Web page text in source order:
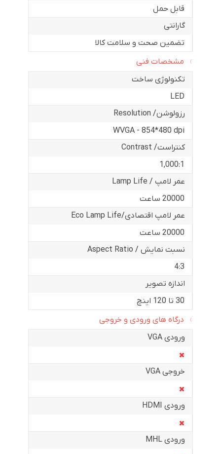
قابل حمل
گارانتی
تضمین صحت و سلامت کالا
مشخصات فنی
تکنولوژی ساخت
LED
رزولوشن/ Resolution
WVGA - 854*480 dpi
کنتراست/ Contrast
1,000:1
عمر لامپ / Lamp Life
20000 ساعت
عمر لامپ اقتصادی/Eco Lamp Life
20000 ساعت
نسبت نمایش / Aspect Ratio
4:3
اندازه تصویر
30 تا 120 اینچ
درگاه های ورودی و خروجی
ورودی VGA
خروجی VGA
ورودی HDMI
ورودی MHL